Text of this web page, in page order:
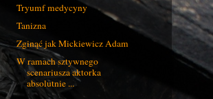
Tryumf medycyny
Tanizna
Zginąć jak Mickiewicz Adam
W ramach sztywnego
scenariusza aktorka
absolutnie ...